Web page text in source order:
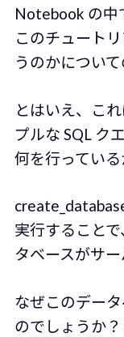
Notebook の中
このチュート
うのかについ
とはいえ、こ
プルな SQL ク
何を行っている
実行すること
タベースがサー
なぜこのデー
のでしょうか